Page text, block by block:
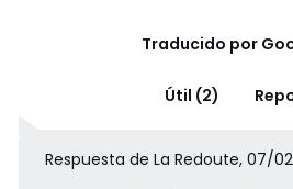
Traducido por
Útil (2)
Respuesta de La Redoute, 07/